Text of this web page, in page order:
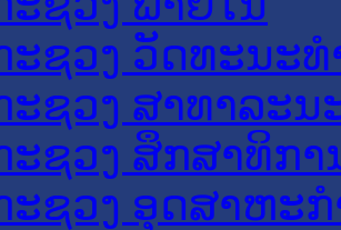
ະຊວງ ວັດທະນະ
ະຊວງ ສາທາລະນ
ະຊວງ ສຶກສາທິກາ
ະຊວງ ອຸດສາຫະ